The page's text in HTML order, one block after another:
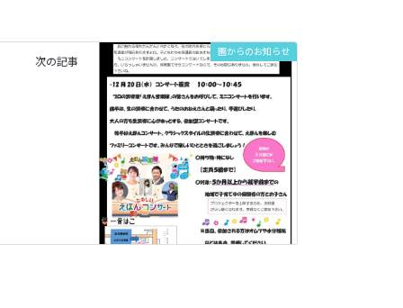
園からのお知らせ
次の記事